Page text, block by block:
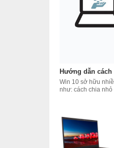
Hướng dẫn
Win 10 sở hữu
như: cách chia nhỏ